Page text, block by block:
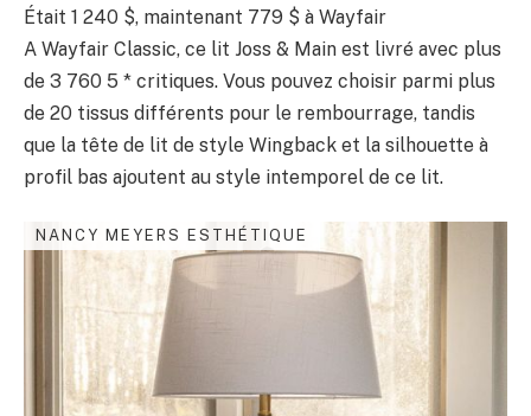
Était 1 240 $, maintenant 779 $ à Wayfair
A Wayfair Classic, ce lit Joss & Main est livré avec plus
de 3 760 5 * critiques. Vous pouvez choisir parmi plus
de 20 tissus différents pour le rembourrage, tandis
que la tête de lit de style Wingback et la silhouette à
profil bas ajoutent au style intemporel de ce lit.
NANCY MEYERS ESTHÉTIQUE